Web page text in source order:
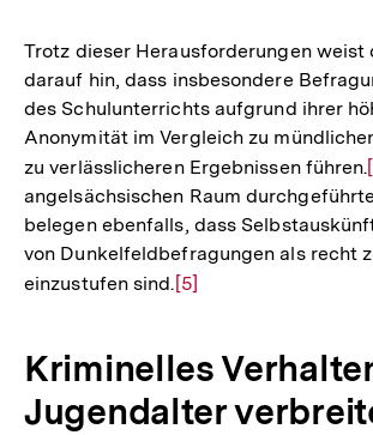
Trotz dieser Herausforderungen weist
darauf hin, dass insbesondere
des Schulunterrichts aufgrund ihrer
Anonymität im Vergleich zu
zu verlässlicheren Ergebnissen führen.
angelsächsischen Raum
belegen ebenfalls, dass
von Dunkelfeldbefragungen als recht
einzustufen sind. Zur
Fußnote
[5]
Kriminelles
Jugendalter